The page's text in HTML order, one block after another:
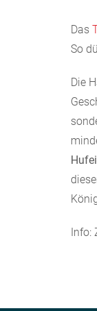
Das
So
Die